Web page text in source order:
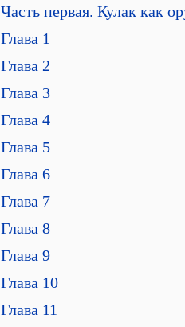
Часть первая. Кулак как
Глава 1
Глава 2
Глава 3
Глава 4
Глава 5
Глава 6
Глава 7
Глава 8
Глава 9
Глава 10
Глава 11